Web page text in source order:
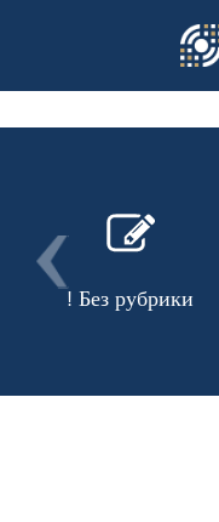
! Без рубрики